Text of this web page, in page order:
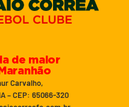
de maior
Carvalho,
– CEP: 65066-320